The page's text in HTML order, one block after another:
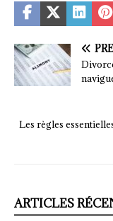
Les règles
ARTICLES